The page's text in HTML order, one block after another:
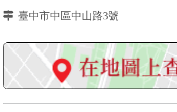
臺中市中區中山路3號